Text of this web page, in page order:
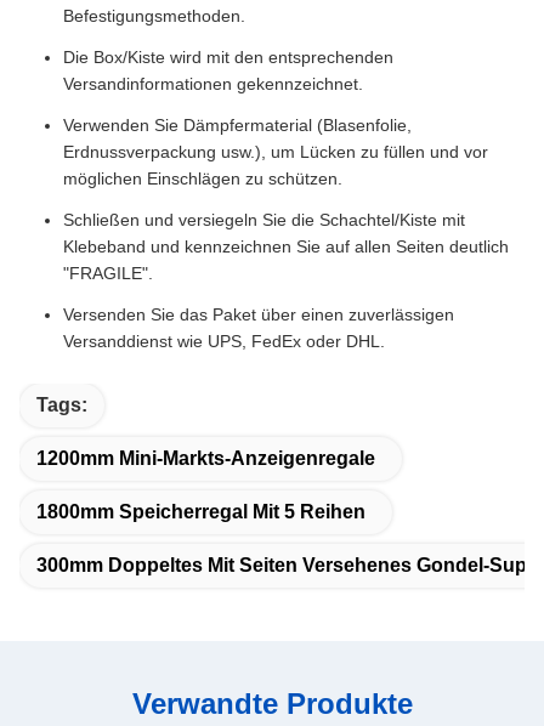
Befestigungsmethoden.
Die Box/Kiste wird mit den entsprechenden
Versandinformationen gekennzeichnet.
Verwenden Sie Dämpfermaterial (Blasenfolie,
Erdnussverpackung usw.), um Lücken zu füllen und vor
möglichen Einschlägen zu schützen.
Schließen und versiegeln Sie die Schachtel/Kiste mit
Klebeband und kennzeichnen Sie auf allen Seiten deutlich
"FRAGILE".
Versenden Sie das Paket über einen zuverlässigen
Versanddienst wie UPS, FedEx oder DHL.
Tags:
1200mm Mini-Markts-Anzeigenregale
1800mm Speicherregal Mit 5 Reihen
300mm Doppeltes Mit Seiten Versehenes Gondel-
Verwandte Produkte